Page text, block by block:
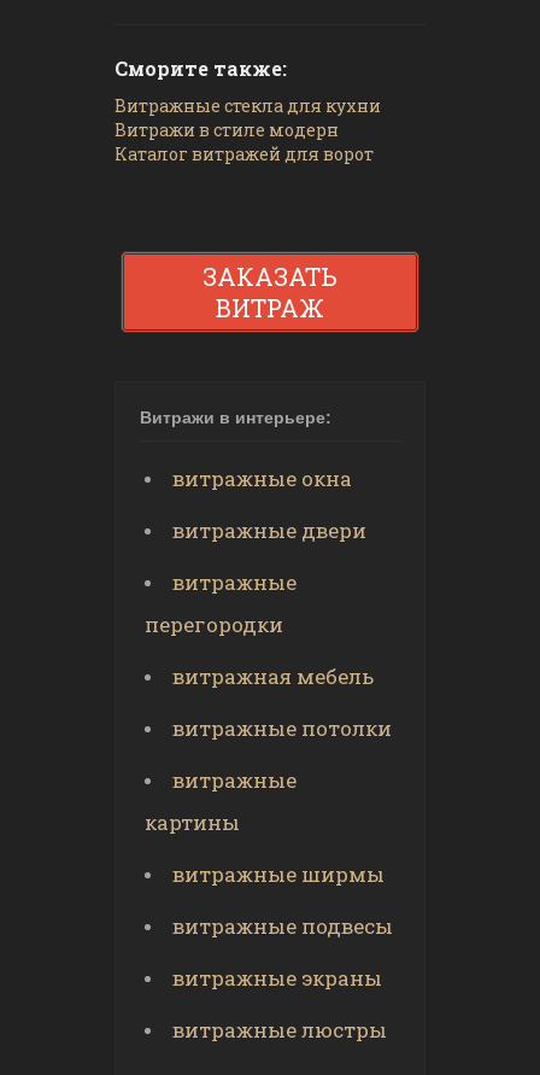
Сморите также:
Витражные стекла для кухни
Витражи в стиле модерн
Каталог витражей для ворот
ЗАКАЗАТЬ
ВИТРАЖ
Витражи в интерьере:
витражные окна
витражные двери
витражные
перегородки
витражная мебель
витражные потолки
витражные
картины
витражные ширмы
витражные подвесы
витражные экраны
витражные люстры